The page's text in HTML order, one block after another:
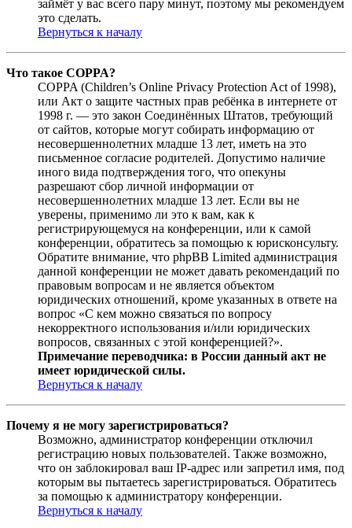
займёт у вас всего пару минут, поэтому мы рекомендуем
это сделать.
Вернуться к началу
Что такое COPPA?
COPPA (Children’s Online Privacy Protection Act of 1998),
или Акт о защите частных прав ребёнка в интернете от
1998 г. — это закон Соединённых Штатов, требующий
от сайтов, которые могут собирать информацию от
несовершеннолетних младше 13 лет, иметь на это
письменное согласие родителей. Допустимо наличие
иного вида подтверждения того, что опекуны
разрешают сбор личной информации от
несовершеннолетних младше 13 лет. Если вы не
уверены, применимо ли это к вам, как к
регистрирующемуся на конференции, или к самой
конференции, обратитесь за помощью к юрисконсульту.
Обратите внимание, что phpBB Limited администрация
данной конференции не может давать рекомендаций по
правовым вопросам и не является объектом
юридических отношений, кроме указанных в ответе на
вопрос «С кем можно связаться по вопросу
некорректного использования и/или юридических
вопросов, связанных с этой конференцией?».
Примечание переводчика: в России данный акт не
имеет юридической силы.
Вернуться к началу
Почему я не могу зарегистрироваться?
Возможно, администратор конференции отключил
регистрацию новых пользователей. Также возможно,
что он заблокировал ваш IP-адрес или запретил имя, под
которым вы пытаетесь зарегистрироваться. Обратитесь
за помощью к администратору конференции.
Вернуться к началу